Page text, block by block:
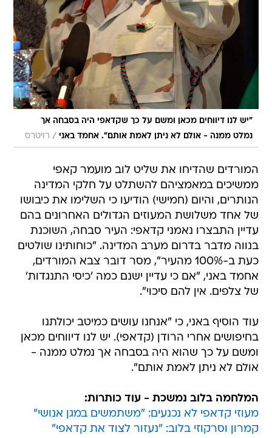
"יש לנו דיווחים מכאן ומשם על כך שקדאפי היה בסבחה אך
נמלט ממנה - אולם לא ניתן לאמת אותם". אחמד באני / רויטרס
המורדים שהדיחו את שליט לוב מועמר קאפי
ממשיכים במאמציהם להשתלט על חלקי המדינה
הנותרים, והיום (חמישי) הודיעו כי השלימו את כיבושו
של אחד משלושת המעוזים הגדולים האחרונים בהם
עדיין התבצרו נאמני קדאפי: העיר סבחה, השוכנת
בנווה מדבר בדרום מערב המדינה. "כוחותינו שולטים
כעת ב-100% מהעיר", מסר דובר צבא המורדים,
אחמד באני, "אם כי עדיין ישנם כמה 'כיסי התנגדות'
של צלפים. אין להם סיכוי".
עוד הוסיף באני, כי "אנחנו עושים כמיטב יכולתנו
בחיפושים אחרי הרודן (קדאפי). יש לנו דיווחים מכאן
ומשם על כך שהוא היה בסבחה אך נמלט ממנה -
אולם לא ניתן לאמת אותם".
המלחמה בלוב נמשכת - עוד כותרות:
מעוזי קדאפי לא נכנעים: "משתמשים במגן אנושי"
קמרון וסרקוזי בלוב: "נעזור לצוד את קדאפי"